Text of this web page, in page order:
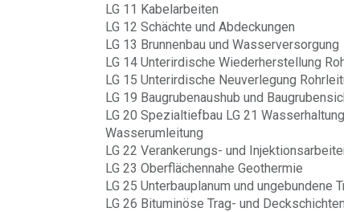
LG 11 Kabelarbeiten
LG 12 Schächte und Abdeckungen
LG 13 Brunnenbau und Wasserversorgung
LG 14 Unterirdische Wiederherstellung
LG 15 Unterirdische Neuverlegung
LG 19 Baugrubenaushub und
LG 20 Spezialtiefbau LG 21 Wasserhaltung
Wasserumleitung
LG 22 Verankerungs- und Injektionsarbeiten
LG 23 Oberflächennahe Geothermie
LG 25 Unterbauplanum und ungebundene
LG 26 Bituminöse Trag- und Deckschichten